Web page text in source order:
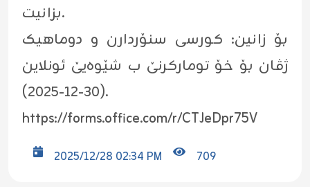
بزانیت.
بۆ زانین: کورسی سنۆردارن و دوماهیک
ژڤان بۆ خۆ تومارکرنێ ب شێوەیێ ئونلاین
(٣٠-١٢-٢٠٢٥).
https://forms.office.com/r/CTJeDpr75V
2025/12/28 02:34 PM 709